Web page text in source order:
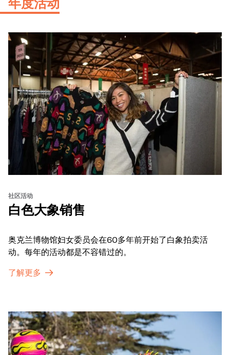
年度活动
社区活动
白色大象销售
奥克兰博物馆妇女委员会在60多年前开始了白象拍卖活
动。每年的活动都是不容错过的。
了解更多